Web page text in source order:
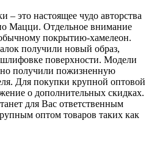
– это настоящее чудо авторства
Мацци. Отдельное внимание
покрытию-хамелеон.
получили новый образ,
поверхности. Модели
получили пожизненную
Для покупки крупной оптовой
о дополнительных скидках.
для Вас ответственным
оптом товаров таких как